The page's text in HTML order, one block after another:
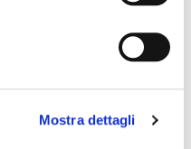
Mostra dettagli